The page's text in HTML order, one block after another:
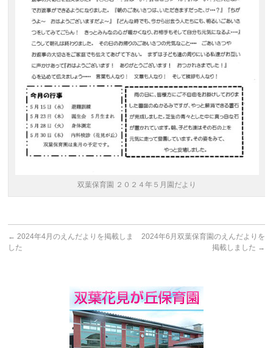
双葉保育園 ２０２４年５月園だより
← 2024年4月のえんだよりを掲載しま
した
2024年6月双葉保育園のえんだよりを
掲載しました →